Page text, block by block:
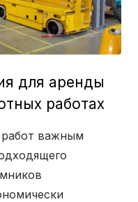
для аренды
работах
важным